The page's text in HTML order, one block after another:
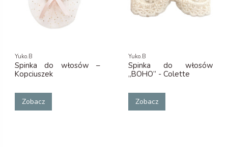
Yuko.B
Spinka do włosów –
Kopciuszek
Zobacz
Yuko.B
Spinka do włosów
„BOHO” - Colette
Zobacz